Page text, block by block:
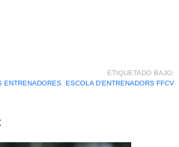
ETIQUETADO BAJO:
ENTRENADORES, ESCOLA D'ENTRENADORS FFCV